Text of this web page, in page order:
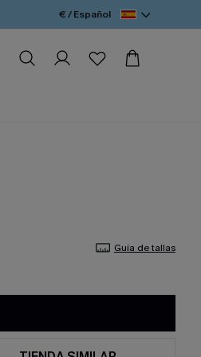
€ / Español
Guía de tallas